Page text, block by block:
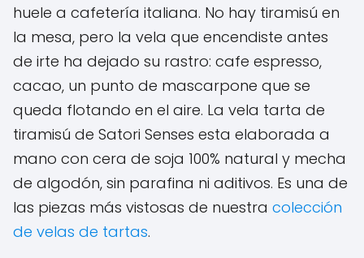
huele a cafetería italiana. No hay tiramisú en
la mesa, pero la vela que encendiste antes
de irte ha dejado su rastro: cafe espresso,
cacao, un punto de mascarpone que se
queda flotando en el aire. La vela tarta de
tiramisú de Satori Senses esta elaborada a
mano con cera de soja 100% natural y mecha
de algodón, sin parafina ni aditivos. Es una de
las piezas más vistosas de nuestra colección
de velas de tartas.